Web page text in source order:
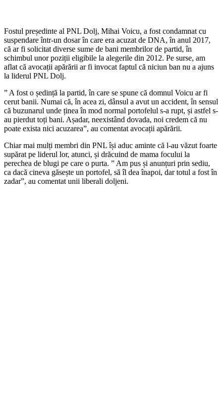
Fostul președinte al PNL Dolj, Mihai Voicu, a fost condamnat cu
suspendare într-un dosar în care era acuzat de DNA, în anul 2017,
că ar fi solicitat diverse sume de bani membrilor de partid, în
schimbul unor poziții eligibile la alegerile din 2012. Pe surse, am
aflat că avocații apărării ar fi invocat faptul că niciun ban nu a ajuns
la liderul PNL Dolj.
” A fost o ședință la partid, în care se spune că domnul Voicu ar fi
cerut banii. Numai că, în acea zi, dânsul a avut un accident, în sensul
că buzunarul unde ținea în mod normal portofelul s-a rupt, și astfel s-
au pierdut toți bani. Așadar, neexistând dovada, noi credem că nu
poate exista nici acuzarea”, au comentat avocații apărării.
Chiar mai mulți membri din PNL își aduc aminte că l-au văzut foarte
supărat pe liderul lor, atunci, și drăcuind de mama focului la
perechea de blugi pe care o purta. ” Am pus și anunțuri prin sediu,
ca dacă cineva găsește un portofel, să îl dea înapoi, dar totul a fost în
zadar”, au comentat unii liberali doljeni.